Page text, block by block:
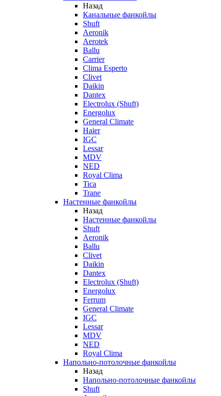
Назад
Канальные фанкойлы
Shuft
Aeronik
Aerotek
Ballu
Carrier
Clima Esperto
Clivet
Daikin
Dantex
Electrolux (Shuft)
Energolux
General Climate
Haier
IGC
Lessar
MDV
NED
Royal Clima
Tica
Trane
Настенные фанкойлы
Назад
Настенные фанкойлы
Shuft
Aeronik
Ballu
Clivet
Daikin
Dantex
Electrolux (Shuft)
Energolux
Ferrum
General Climate
IGC
Lessar
MDV
NED
Royal Clima
Напольно-потолочные фанкойлы
Назад
Напольно-потолочные фанкойлы
Shuft